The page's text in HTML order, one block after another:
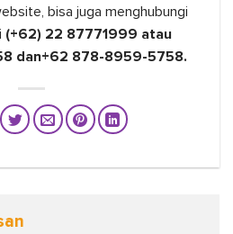
bisa juga menghubungi
(+62) 22 87771999 atau
dan+62 878-8959-5758.